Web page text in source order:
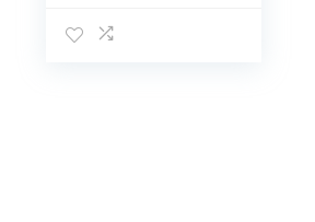
Koelkast voor